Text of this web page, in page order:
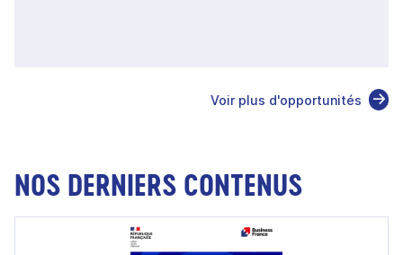
Voir plus d'opportunités
NOS DERNIERS CONTENUS